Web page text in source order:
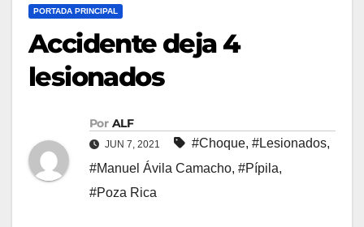
PORTADA PRINCIPAL
Accidente deja 4
lesionados
Por ALF
JUN 7, 2021 #Choque, #Lesionados,
#Manuel Ávila Camacho, #Pípila,
#Poza Rica